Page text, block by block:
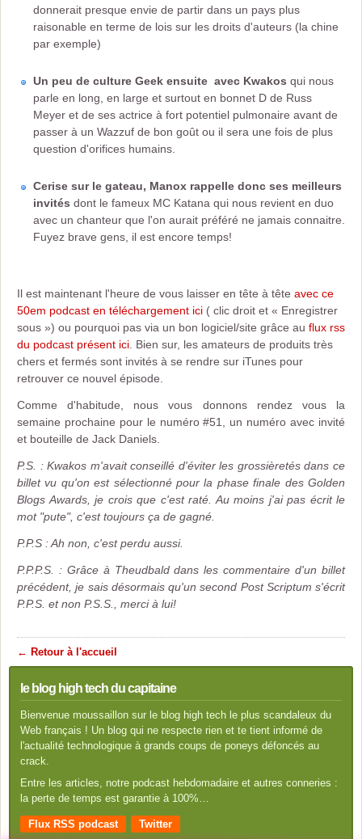
donnerait presque envie de partir dans un pays plus
raisonable en terme de lois sur les droits d'auteurs (la chine
par exemple)
Un peu de culture Geek ensuite avec Kwakos qui nous
parle en long, en large et surtout en bonnet D de Russ
Meyer et de ses actrice à fort potentiel pulmonaire avant de
passer à un Wazzuf de bon goût ou il sera une fois de plus
question d'orifices humains.
Cerise sur le gateau, Manox rappelle donc ses meilleurs
invités dont le fameux MC Katana qui nous revient en duo
avec un chanteur que l'on aurait préféré ne jamais connaitre.
Fuyez brave gens, il est encore temps!
Il est maintenant l'heure de vous laisser en tête à tête avec ce
50em podcast en téléchargement ici ( clic droit et « Enregistrer
sous ») ou pourquoi pas via un bon logiciel/site grâce au flux rss
du podcast présent ici . Bien sur, les amateurs de produits très
chers et fermés sont invités à se rendre sur iTunes pour
retrouver ce nouvel épisode.
Comme d'habitude, nous vous donnons rendez vous la
semaine prochaine pour le numéro #51, un numéro avec invité
et bouteille de Jack Daniels.
P.S. : Kwakos m'avait conseillé d'éviter les grossièretés dans ce
billet vu qu'on est sélectionné pour la phase finale des Golden
Blogs Awards, je crois que c'est raté. Au moins j'ai pas écrit le
mot "pute", c'est toujours ça de gagné.
P.P.S : Ah non, c'est perdu aussi.
P.P.P.S. : Grâce à Theudbald dans les commentaire d'un billet
précédent, je sais désormais qu'un second Post Scriptum s'écrit
P.P.S. et non P.S.S., merci à lui!
← Retour à l'accueil
le blog high tech du capitaine
Bienvenue moussaillon sur le blog high tech le plus scandaleux du
Web français ! Un blog qui ne respecte rien et te tient informé de
l'actualité technologique à grands coups de poneys défoncés au
crack.
Entre les articles, notre podcast hebdomadaire et autres conneries :
la perte de temps est garantie à 100%…
Flux RSS podcast Twitter